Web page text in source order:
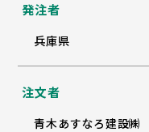
発注者
兵庫県
注文者
青木あすなろ建設㈱